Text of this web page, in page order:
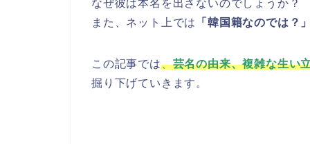
なぜ彼は本名を出さないのでしょうか？
また、ネット上では
「韓国籍なのでは？
この記事では、芸名の由来、複雑な生い
掘り下げていきます。